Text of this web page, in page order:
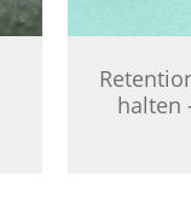
halten